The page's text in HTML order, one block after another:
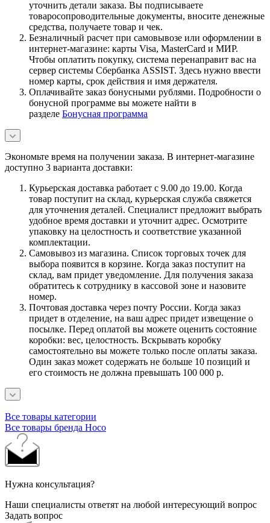
уточнить детали заказа. Вы подписываете
товаросопроводительные документы, вносите денежные
средства, получаете товар и чек.
Безналичный расчет при самовывозе или оформлении в
интернет-магазине: карты Visa, MasterCard и МИР.
Чтобы оплатить покупку, система перенаправит вас на
сервер системы Сбербанка ASSIST. Здесь нужно ввести
номер карты, срок действия и имя держателя.
Оплачивайте заказ бонусными рублями. Подробности о
бонусной программе вы можете найти в
разделе Бонусная программа
Экономьте время на получении заказа. В интернет-магазине
доступно 3 варианта доставки:
Курьерская доставка работает с 9.00 до 19.00. Когда
товар поступит на склад, курьерская служба свяжется
для уточнения деталей. Специалист предложит выбрать
удобное время доставки и уточнит адрес. Осмотрите
упаковку на целостность и соответствие указанной
комплектации.
Самовывоз из магазина. Список торговых точек для
выбора появится в корзине. Когда заказ поступит на
склад, вам придет уведомление. Для получения заказа
обратитесь к сотруднику в кассовой зоне и назовите
номер.
Почтовая доставка через почту России. Когда заказ
придет в отделение, на ваш адрес придет извещение о
посылке. Перед оплатой вы можете оценить состояние
коробки: вес, целостность. Вскрывать коробку
самостоятельно вы можете только после оплаты заказа.
Один заказ может содержать не больше 10 позиций и
его стоимость не должна превышать 100 000 р.
Все товары категории
Все товары бренда Hoco
Нужна консультация?
Наши специалисты ответят на любой интересующий вопрос
Задать вопрос